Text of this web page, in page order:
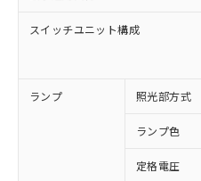
スイッチユニット構成
ランプ 照光部方式
ランプ色
定格電圧